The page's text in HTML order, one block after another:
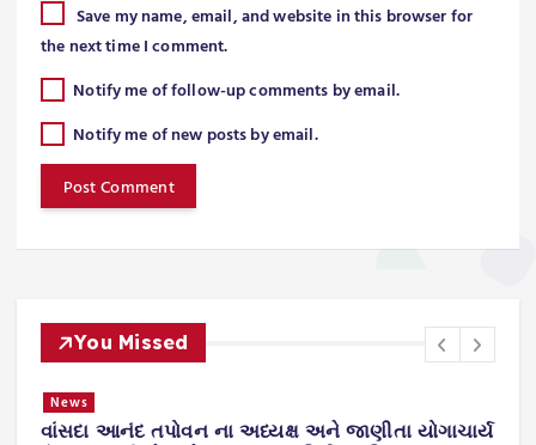
Save my name, email, and website in this browser for
the next time I comment.
Notify me of follow-up comments by email.
Notify me of new posts by email.
You Missed
News
વાંસદા આનંદ તપોવન ના અધ્યક્ષ અને જાણીતા યોગાચાર્ય